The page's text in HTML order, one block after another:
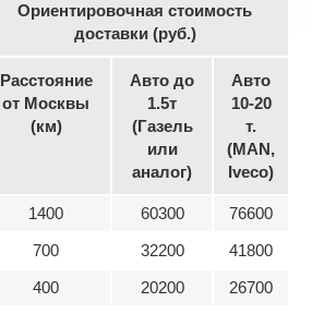
Ориентировочная стоимость
доставки (руб.)
Расстояние
от Москвы
(км)
Авто до
1.5т
(Газель
или
аналог)
Авто
10-20
т.
(MAN,
Iveco)
1400 60300
76600
700 32200
41800
400 20200
26700